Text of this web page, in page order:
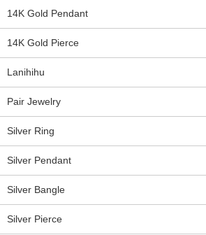
14K Gold Pendant
14K Gold Pierce
Lanihihu
Pair Jewelry
Silver Ring
Silver Pendant
Silver Bangle
Silver Pierce